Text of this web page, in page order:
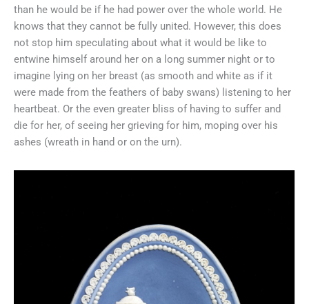
than he would be if he had power over the whole world. He
knows that they cannot be fully united. However, this does
not stop him speculating about what it would be like to
entwine himself around her on a long summer night or to
imagine lying on her breast (as smooth and white as if it
were made from the feathers of baby swans) listening to her
heartbeat. Or the even greater bliss of having to suffer and
die for her, of seeing her grieving for him, moping over his
ashes (wreath in hand or on the urn).